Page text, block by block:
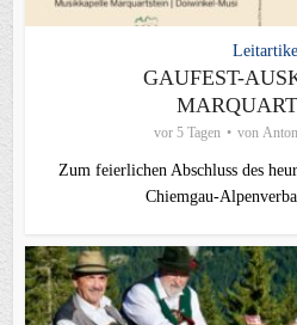
GAUFEST-
vor 5 Tagen von
Zum feierlichen Abschluss des